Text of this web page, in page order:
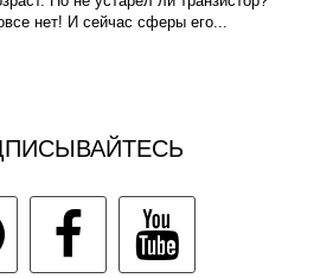
нет! И сейчас сферы его...